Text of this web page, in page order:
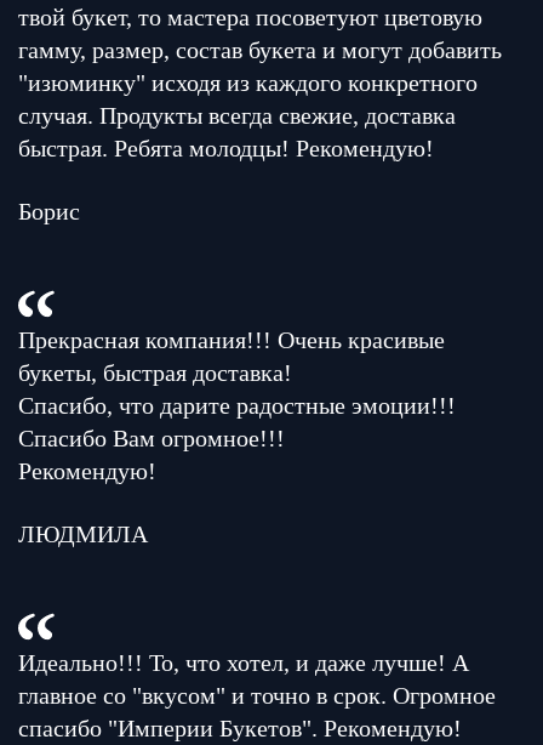
твой букет, то мастера посоветуют цветовую
гамму, размер, состав букета и могут добавить
"изюминку" исходя из каждого конкретного
случая. Продукты всегда свежие, доставка
быстрая. Ребята молодцы! Рекомендую!
Борис
Прекрасная компания!!! Очень красивые
букеты, быстрая доставка!
Спасибо, что дарите радостные эмоции!!!
Спасибо Вам огромное!!!
Рекомендую!
ЛЮДМИЛА
Идеально!!! То, что хотел, и даже лучше! А
главное со "вкусом" и точно в срок. Огромное
спасибо "Империи Букетов". Рекомендую!